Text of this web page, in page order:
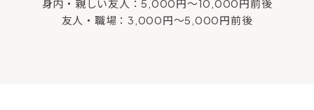
身内・親しい友人：5,000円～10,000円前後
友人・職場：3,000円～5,000円前後